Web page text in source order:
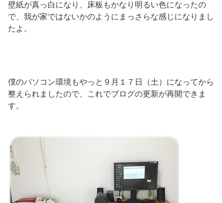
壁紙が真っ白になり、床板もかなり明るい色になったの
で、我が家ではないかのようにまっさらな感じになりまし
たよ。
僕のパソコン環境もやっと９月１７日（土）になってから
整えられましたので、これでブログの更新が再開できま
す。